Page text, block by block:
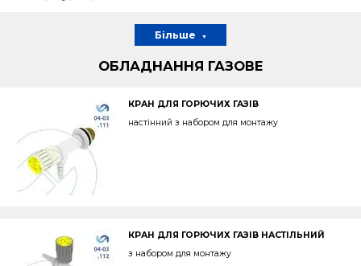
Більше
ОБЛАДНАННЯ ГАЗОВЕ
КРАН ДЛЯ ГОРЮЧИХ ГАЗІВ
настінний з набором для монтажу
КРАН ДЛЯ ГОРЮЧИХ ГАЗІВ НАСТІЛЬНИЙ
з набором для монтажу